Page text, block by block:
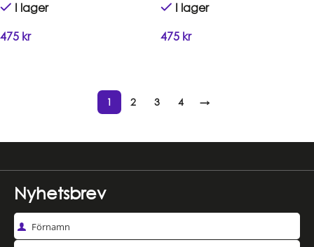
I lager
475 kr
I lager
475 kr
1 2 3 4 →
Nyhetsbrev
Förnamn